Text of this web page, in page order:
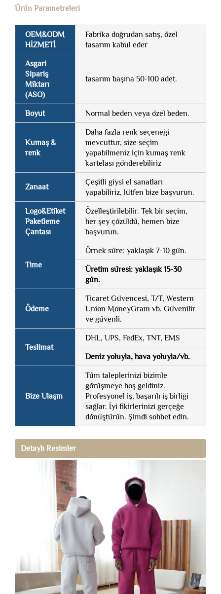
Ürün Parametreleri
OEM&ODM
HİZMETİ
Fabrika doğrudan satış, özel
tasarım kabul eder
Asgari
Sipariş
Miktarı
(ASO)
tasarım başına 50-100 adet.
Boyut Normal beden veya özel beden.
Kumaş &
renk
Daha fazla renk seçeneği
mevcuttur, size seçim
yapabilmeniz için kumaş renk
kartelası gönderebiliriz
Zanaat
Çeşitli giysi el sanatları
yapabiliriz, lütfen bize başvurun.
Logo&Etiket
Paketleme
Çantası
Özelleştirilebilir. Tek bir seçim,
her şey çözüldü, hemen bize
başvurun.
Time
Örnek süre: yaklaşık 7-10 gün.
Üretim süresi: yaklaşık 15-30
gün.
Ödeme
Ticaret Güvencesi, T/T, Western
Union MoneyGram vb. Güvenilir
ve güvenli.
Teslimat
DHL, UPS, FedEx, TNT, EMS
Deniz yoluyla, hava yoluyla/vb.
Bize Ulaşın
Tüm taleplerinizi bizimle
görüşmeye hoş geldiniz.
Profesyonel iş, başarılı iş birliği
sağlar. İyi fikirlerinizi gerçeğe
dönüştürün. Şimdi sohbet edin.
Detaylı Resimler